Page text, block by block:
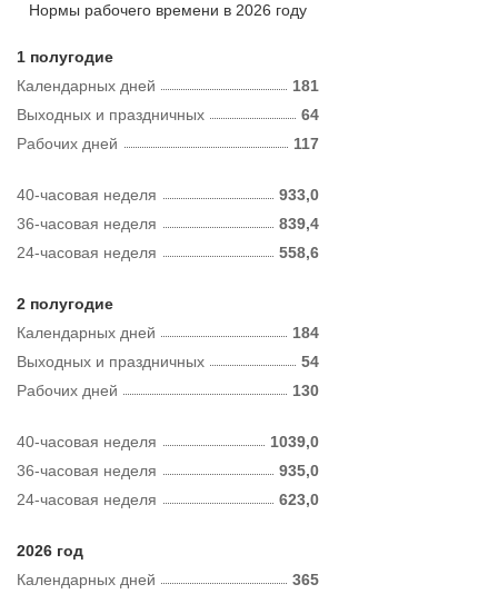
Нормы рабочего времени в 2026 году
1 полугодие
Календарных дней
181
Рабочих дней 117
Выходных и праздничных 64
40-часовая неделя
933,0
36-часовая неделя
839,4
24-часовая неделя
558,6
2 полугодие
Календарных дней
184
Рабочих дней 130
Выходных и праздничных 54
40-часовая неделя
1039,0
36-часовая неделя
935,0
24-часовая неделя
623,0
2026 год
Календарных дней
365